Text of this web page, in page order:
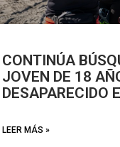
CONTINÚA
JOVEN DE 18
DESAPARECIDO
LEER MÁS »